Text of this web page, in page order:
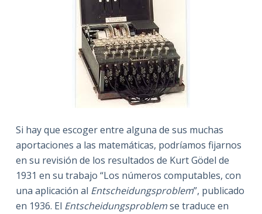
Si hay que escoger entre alguna de sus muchas
aportaciones a las matemáticas, podríamos fijarnos
en su revisión de los resultados de Kurt Gödel de
1931 en su trabajo “Los números computables, con
una aplicación al Entscheidungsproblem”, publicado
en 1936. El Entscheidungsproblemse traduce en